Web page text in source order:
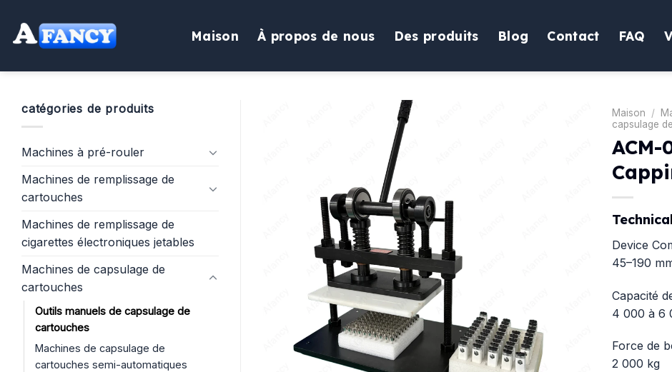
contenu
Maison À propos de nous Des produits Blog Contact FAQ
catégories de produits
Machines à pré-rouler
Machines de remplissage de
cartouches
Machines de remplissage de
cigarettes électroniques jetables
Machines de capsulage de
cartouches
Outils manuels de capsulage de
cartouches
Machines de capsulage de
cartouches semi-automatiques
Maison /
capsulage
Device
45–190
Capacité
4 000 à 6
Force de
2 000 kg